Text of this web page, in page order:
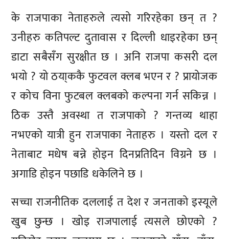
के राजपाका नेताहरुले त्यसो गरिरहेका छन् त ?
उनीहरु कतिपल्ट दुतावास र दिल्ली धाइरहेका छन्
डाटा सबैसँग सुरक्षीत छ । अनि राजपा कसरी दल
भयो ? यो ठया्ककै फुटवल क्लब भएन र ? प्रायोजक
र कोच विना फुटबल क्लबको कल्पना गर्न सकिन्न ।
ठिक उस्तै अवस्था त राजपाको ? गन्तव्य थाहा
नभएको यात्री हुन राजपाका नेताहरु । यस्तो दल र
नेताबाट मधेष बन्ने होइन दिनप्रतिदिन विग्रने छ ।
अगाडि होइन पछाडि धकेलिने छ ।
सच्चा राजनीतिक दललाई त देश र जनताको इस्यूले
खुब छुन्छ । खोइ राजपालाई त्यसले छोएको ?